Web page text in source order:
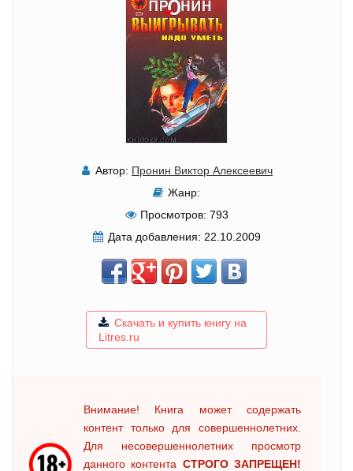
Автор: Пронин Виктор Алексеевич
Жанр:
Просмотров: 793
Дата добавления: 22.10.2009
Скачать и купить книгу на
Litres.ru
Внимание! Книга может содержать
контент только для совершеннолетних.
Для несовершеннолетних просмотр
данного контента СТРОГО ЗАПРЕЩЕН!